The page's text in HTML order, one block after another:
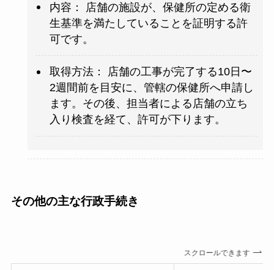
内容： 店舗の施設が、保健所の定める衛
生基準を満たしていることを証明する許
可です。
取得方法： 店舗の工事が完了する10日〜
2週間前を目安に、管轄の保健所へ申請し
ます。その後、担当者による店舗の立ち
入り検査を経て、許可が下ります。
その他の主な行政手続き
スクロールできます